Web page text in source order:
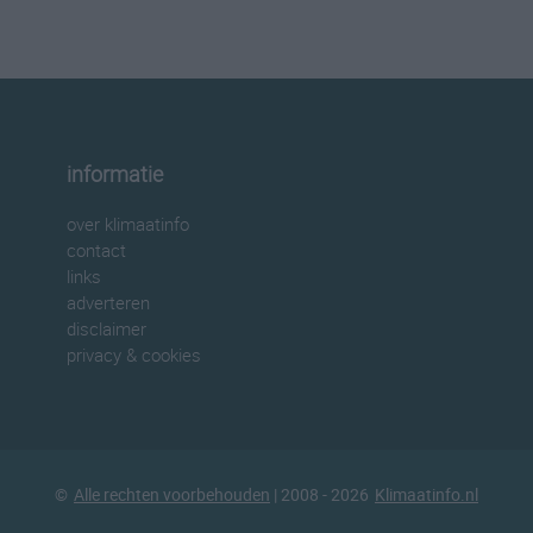
informatie
over klimaatinfo
contact
links
adverteren
disclaimer
privacy & cookies
© Alle rechten voorbehouden | 2008 - 2026 Klimaatinfo.nl